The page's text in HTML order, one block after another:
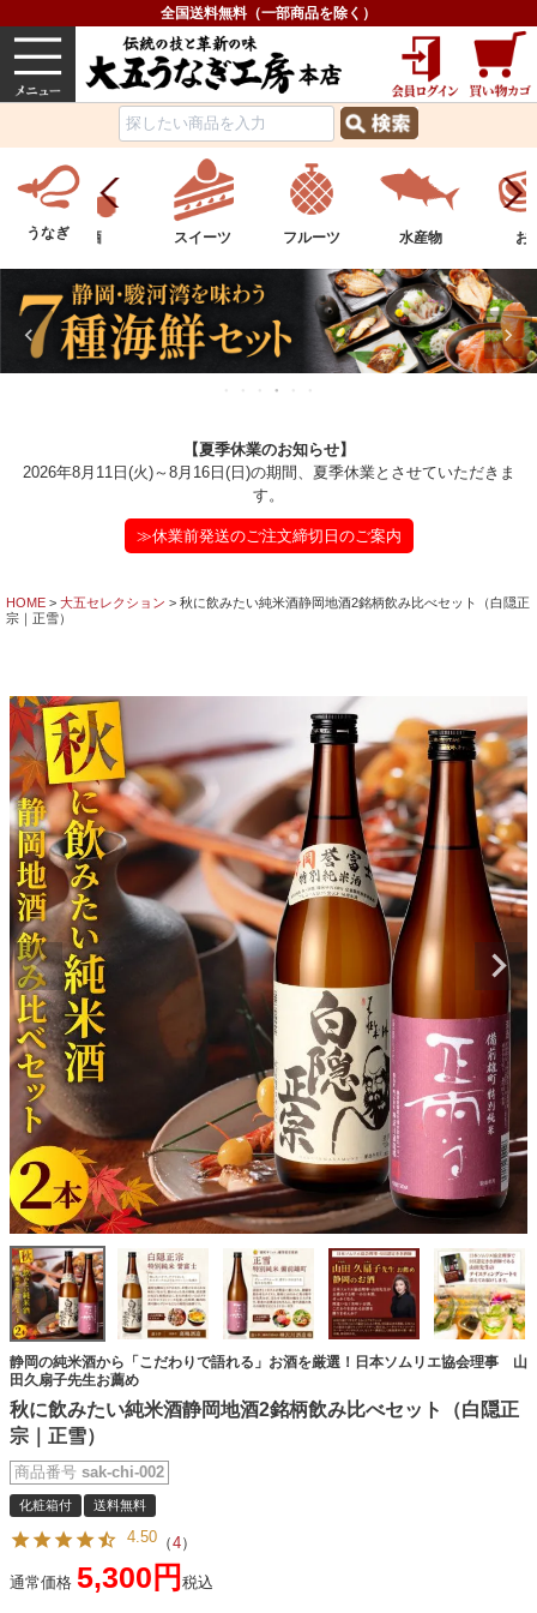
全国送料無料（一部商品を除く）
うなぎ 内祝い グルメ
うなぎスイーツ フルーツ 水産物 お肉 中華
【夏季休業のお知らせ】
2026年8月11日(火)～8月16日(日)の期間、夏季休業とさせていただきま
す。
≫休業前発送のご注文締切日のご案内
HOME 大五セレクション
秋に飲みたい純米酒静岡地酒2銘柄飲み比べセット（白隠正
宗｜正雪）
静岡の純米酒から「こだわりで語れる」お酒を厳選！日本ソムリエ協会理事 山
田久扇子先生お薦め
秋に飲みたい純米酒静岡地酒2銘柄飲み比べセット（白隠正
宗｜正雪）
商品番号 sak-chi-002
化粧箱付 送料無料
4.50 （4）
通常価格 5,300 税込